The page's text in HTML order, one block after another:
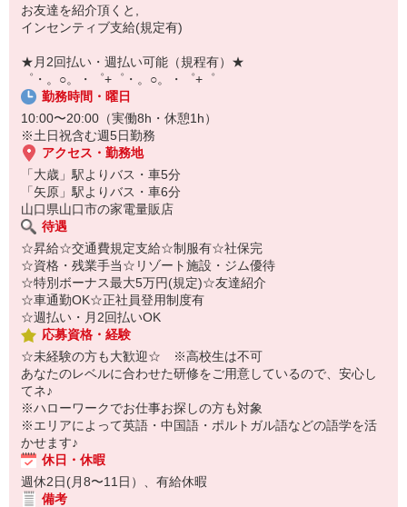
￣￣￣￣￣￣￣￣￣
自宅に居ながらスマホでカンタン面接OK！
オンライン面談なのでスピード対応。
即日登録もOK♪
気になった方はお気軽にご相談ください！
お友達を紹介頂くと,
インセンティブ支給(規定有)
★月2回払い・週払い可能（規程有）★
゜・。○。・゜+゜・。○。・゜+゜
勤務時間・曜日
10:00〜20:00（実働8h・休憩1h）
※土日祝含む週5日勤務
アクセス・勤務地
「大歳」駅よりバス・車5分
「矢原」駅よりバス・車6分
山口県山口市の家電量販店
待遇
☆昇給☆交通費規定支給☆制服有☆社保完
☆資格・残業手当☆リゾート施設・ジム優待
☆特別ボーナス最大5万円(規定)☆友達紹介
☆車通勤OK☆正社員登用制度有
☆週払い・月2回払いOK
応募資格・経験
☆未経験の方も大歓迎☆ ※高校生は不可
あなたのレベルに合わせた研修をご用意しているので、安心し
てネ♪
※ハローワークでお仕事お探しの方も対象
※エリアによって英語・中国語・ポルトガル語などの語学を活
かせます♪
休日・休暇
週休2日(月8〜11日）、有給休暇
備考